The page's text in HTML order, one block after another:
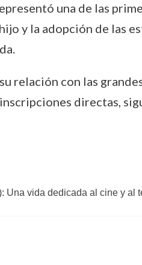
una de las
y la adopción de las
relación con las
directas,
Una vida dedicada al cine y al